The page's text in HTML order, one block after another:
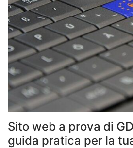
Sito web a prova di
guida pratica per la